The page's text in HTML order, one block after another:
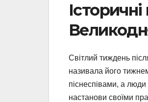
Світлий тиждень
називала його
піснеспівами, а
настанови своїми